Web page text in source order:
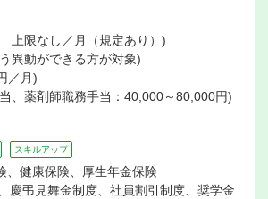
上限なし／月（規定あり）)
異動ができる方が対象)
／月)
、薬剤師職務手当：40,000～80,000円)
スキルアップ
、健康保険、厚生年金保険
慶弔見舞金制度、社員割引制度、奨学金